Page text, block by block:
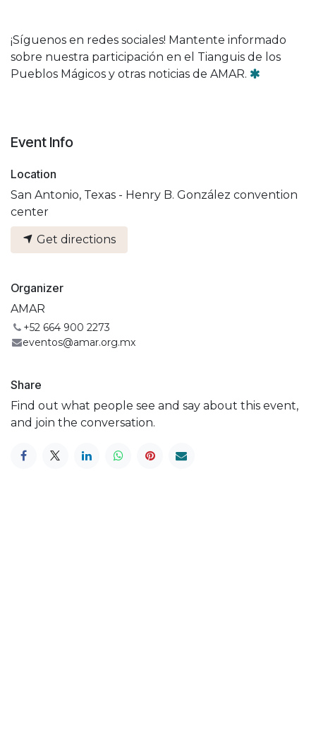
¡Síguenos en redes sociales! Mantente informado
sobre nuestra participación en el Tianguis de los
Pueblos Mágicos y otras noticias de AMAR.
Event Info
Location
San Antonio, Texas - Henry B. González convention
center
Get directions
Organizer
AMAR
+52 664 900 2273
eventos@amar.org.mx
Share
Find out what people see and say about this event,
and join the conversation.